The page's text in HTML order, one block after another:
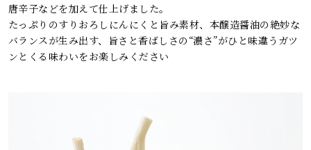
唐辛子などを加えて仕上げました。
たっぷりのすりおろしにんにくと旨み素材、本醸造醤油の絶妙な
バランスが生み出す、旨さと香ばしさの“濃さ”がひと味違うガツ
ンとくる味わいをお楽しみください